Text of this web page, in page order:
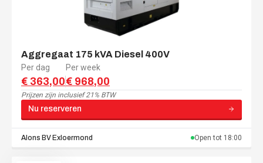
Aggregaat 175 kVA Diesel 400V
Per dag
€ 363,00
Per week
€ 968,00
Prijzen zijn inclusief 21% BTW
Nu reserveren
Alons BVExloermond Open tot 18:00